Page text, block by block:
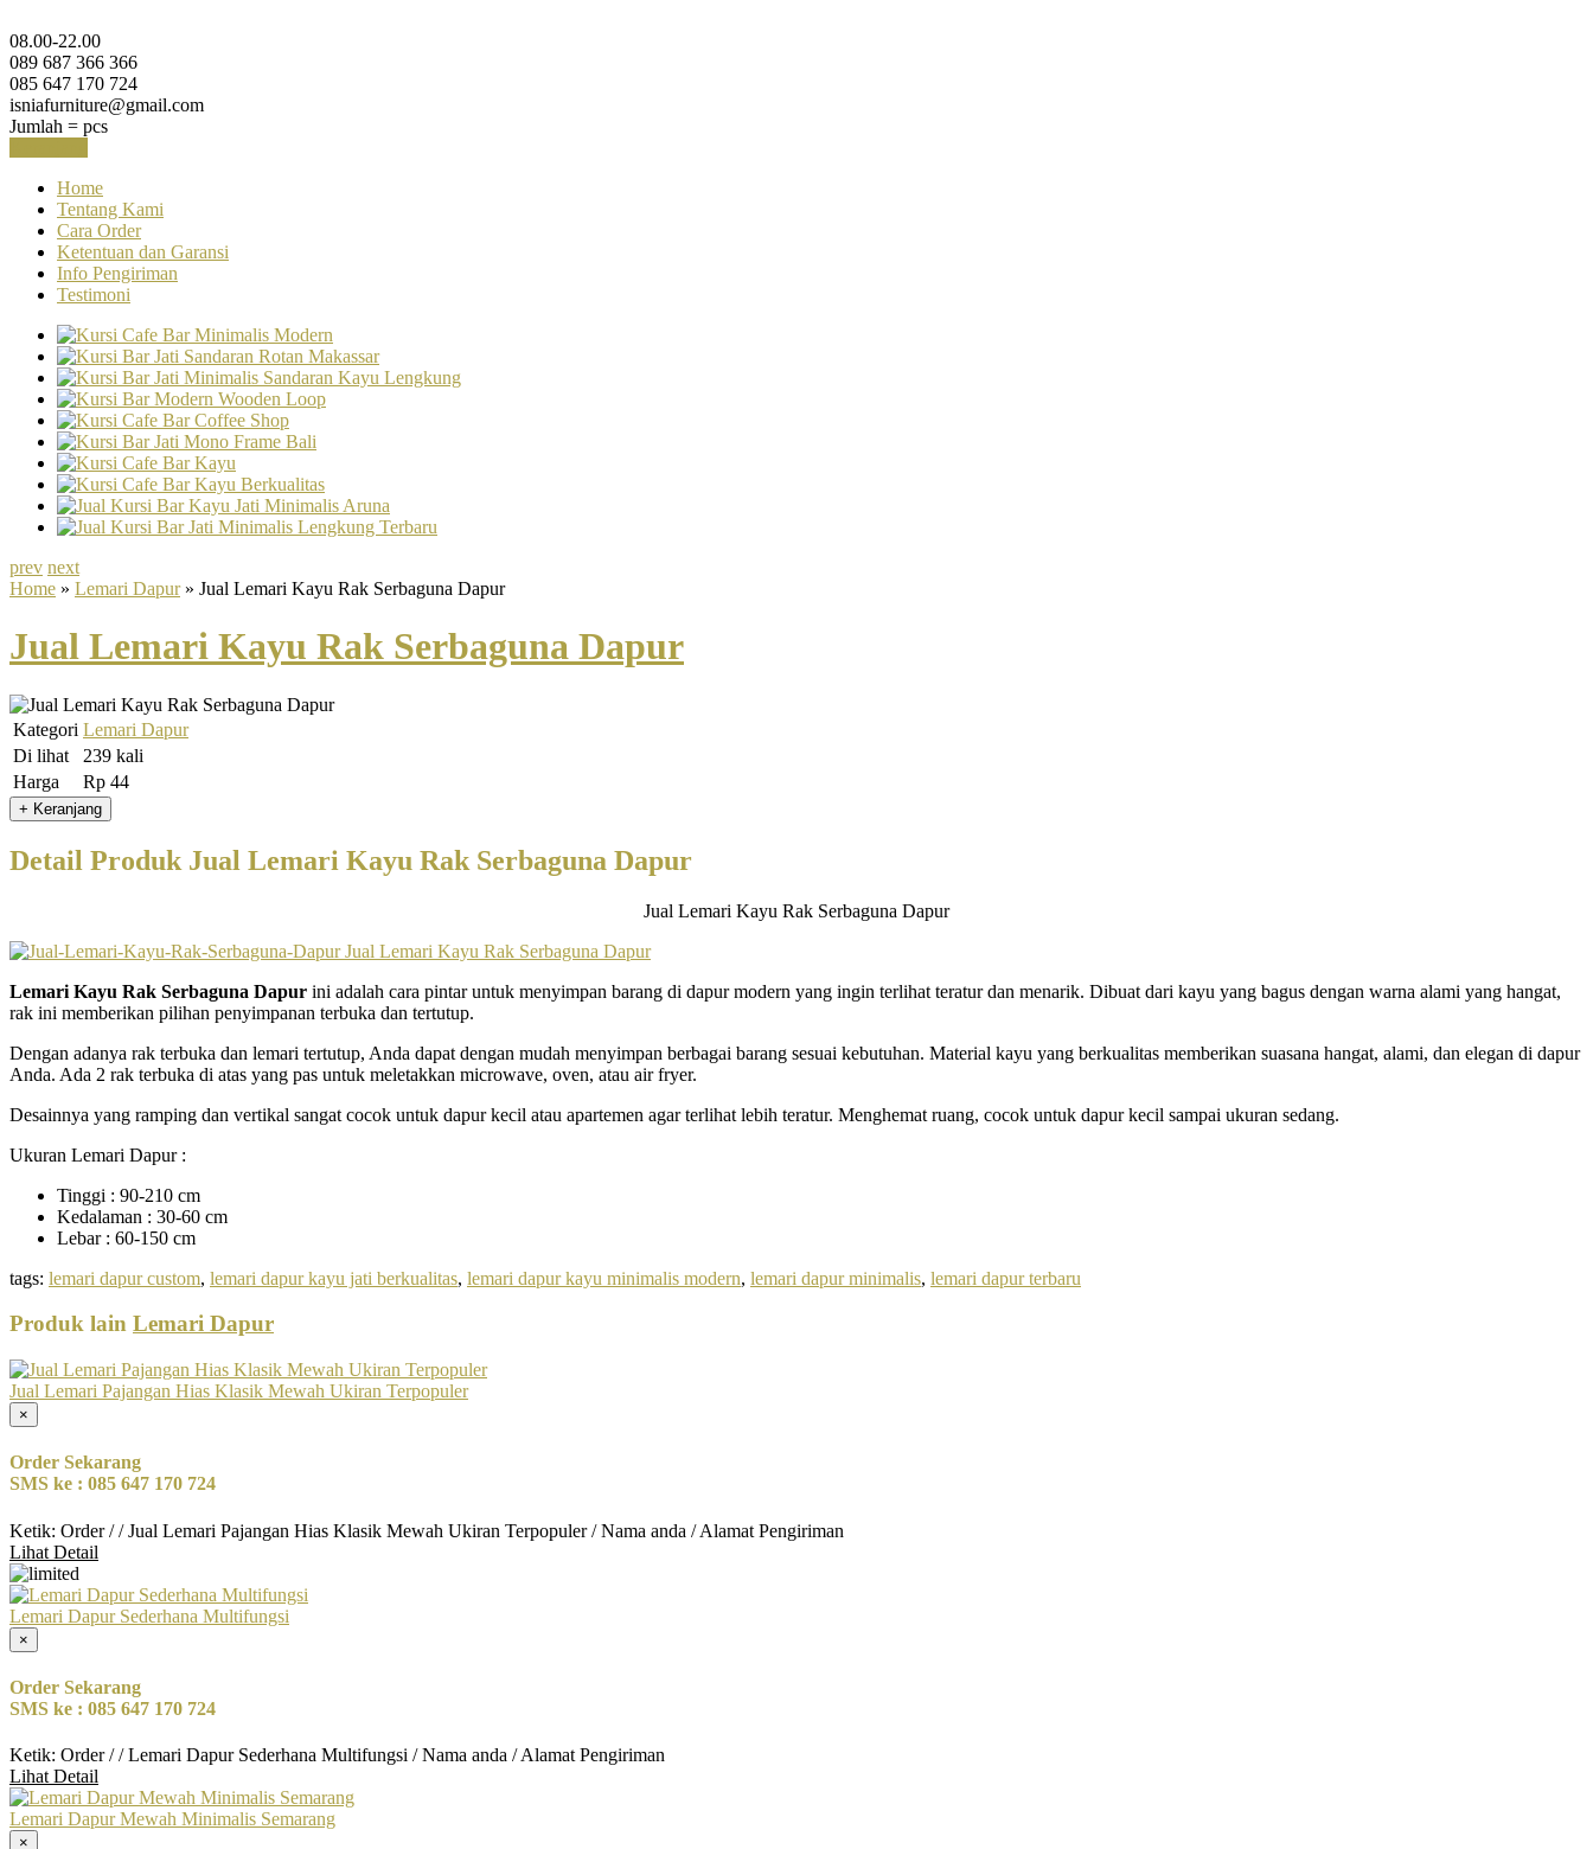
08.00-22.00
089 687 366 366
085 647 170 724
isniafurniture@gmail.com
Jumlah = pcs
Home
Tentang Kami
Cara Order
Ketentuan dan Garansi
Info Pengiriman
Testimoni
prev next
Home » Lemari Dapur» Jual Lemari Kayu Rak Serbaguna Dapur
Jual Lemari Kayu Rak Serbaguna Dapur
Kategori Lemari Dapur
Di lihat
239 kali
Harga
Rp 44
Detail Produk Jual Lemari Kayu Rak Serbaguna Dapur
Jual Lemari Kayu Rak Serbaguna Dapur
Lemari Kayu Rak Serbaguna Dapur ini adalah cara pintar untuk menyimpan barang di dapur modern yang ingin terlihat teratur dan menarik. Dibuat dari kayu yang bagus dengan warna alami yang hangat,
rak ini memberikan pilihan penyimpanan terbuka dan tertutup.
Dengan adanya rak terbuka dan lemari tertutup, Anda dapat dengan mudah menyimpan berbagai barang sesuai kebutuhan. Material kayu yang berkualitas memberikan suasana hangat, alami, dan elegan di dapur
Anda. Ada 2 rak terbuka di atas yang pas untuk meletakkan microwave, oven, atau air fryer.
Desainnya yang ramping dan vertikal sangat cocok untuk dapur kecil atau apartemen agar terlihat lebih teratur. Menghemat ruang, cocok untuk dapur kecil sampai ukuran sedang.
Ukuran Lemari Dapur :
Tinggi : 90-210 cm
Kedalaman : 30-60 cm
Lebar : 60-150 cm
tags: lemari dapur custom, lemari dapur kayu jati berkualitas, lemari dapur kayu minimalis modern, lemari dapur minimalis, lemari dapur terbaru
Produk lain Lemari Dapur
Jual Lemari Pajangan Hias Klasik Mewah Ukiran Terpopuler
×
Order Sekarang
SMS ke : 085 647 170 724
Ketik: Order / / Jual Lemari Pajangan Hias Klasik Mewah Ukiran Terpopuler / Nama anda / Alamat Pengiriman
Lihat Detail
Lemari Dapur Sederhana Multifungsi
×
Order Sekarang
SMS ke : 085 647 170 724
Ketik: Order / / Lemari Dapur Sederhana Multifungsi / Nama anda / Alamat Pengiriman
Lihat Detail
Lemari Dapur Mewah Minimalis Semarang
×